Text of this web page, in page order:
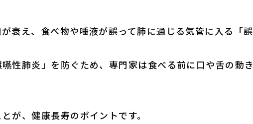
衰え、食べ物や唾液が誤って肺に通じる気管に入る「
性肺炎」を防ぐため、専門家は食べる前に口や舌の動
が、健康長寿のポイントです。